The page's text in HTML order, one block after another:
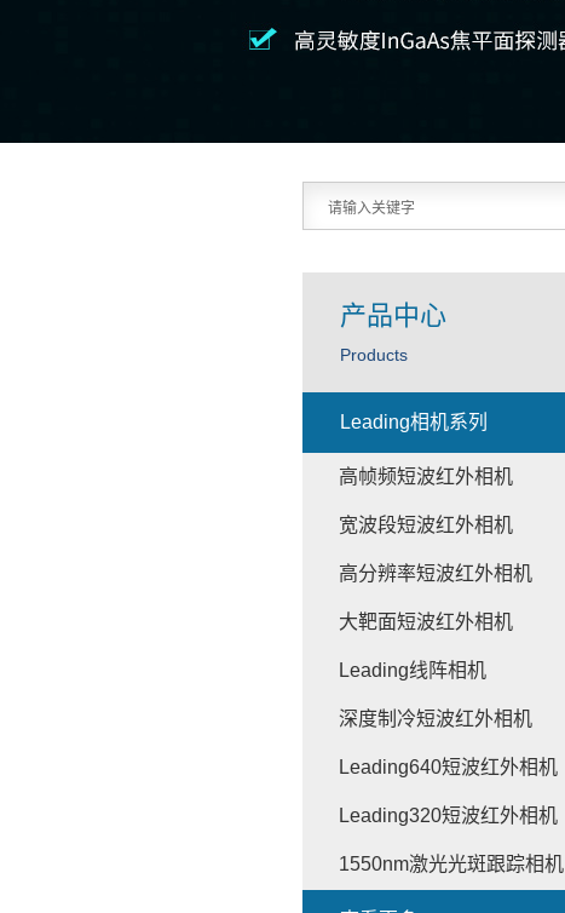
产品中心
Products
Leading相机系列
高帧频短波红外相机
宽波段短波红外相机
高分辨率短波红外相机
大靶面短波红外相机
Leading线阵相机
深度制冷短波红外相机
Leading640短波红外相机
Leading320短波红外相机
1550nm激光光斑跟踪相机